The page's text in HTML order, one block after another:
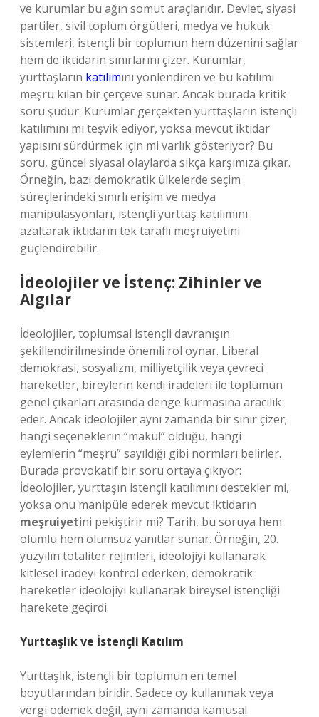
ve kurumlar bu ağın somut araçlarıdır. Devlet, siyasi
partiler, sivil toplum örgütleri, medya ve hukuk
sistemleri, istençli bir toplumun hem düzenini sağlar
hem de iktidarın sınırlarını çizer. Kurumlar,
yurttaşların katılımını yönlendiren ve bu katılımı
meşru kılan bir çerçeve sunar. Ancak burada kritik
soru şudur: Kurumlar gerçekten yurttaşların istençli
katılımını mı teşvik ediyor, yoksa mevcut iktidar
yapısını sürdürmek için mi varlık gösteriyor? Bu
soru, güncel siyasal olaylarda sıkça karşımıza çıkar.
Örneğin, bazı demokratik ülkelerde seçim
süreçlerindeki sınırlı erişim ve medya
manipülasyonları, istençli yurttaş katılımını
azaltarak iktidarın tek taraflı meşruiyetini
güçlendirebilir.
İdeolojiler ve İstenç: Zihinler ve
Algılar
İdeolojiler, toplumsal istençli davranışın
şekillendirilmesinde önemli rol oynar. Liberal
demokrasi, sosyalizm, milliyetçilik veya çevreci
hareketler, bireylerin kendi iradeleri ile toplumun
genel çıkarları arasında denge kurmasına aracılık
eder. Ancak ideolojiler aynı zamanda bir sınır çizer;
hangi seçeneklerin “makul” olduğu, hangi
eylemlerin “meşru” sayıldığı gibi normları belirler.
Burada provokatif bir soru ortaya çıkıyor:
İdeolojiler, yurttaşın istençli katılımını destekler mi,
yoksa onu manipüle ederek mevcut iktidarın
meşruiyetini pekiştirir mi? Tarih, bu soruya hem
olumlu hem olumsuz yanıtlar sunar. Örneğin, 20.
yüzyılın totaliter rejimleri, ideolojiyi kullanarak
kitlesel iradeyi kontrol ederken, demokratik
hareketler ideolojiyi kullanarak bireysel istençliği
harekete geçirdi.
Yurttaşlık ve İstençli Katılım
Yurttaşlık, istençli bir toplumun en temel
boyutlarından biridir. Sadece oy kullanmak veya
vergi ödemek değil, aynı zamanda kamusal